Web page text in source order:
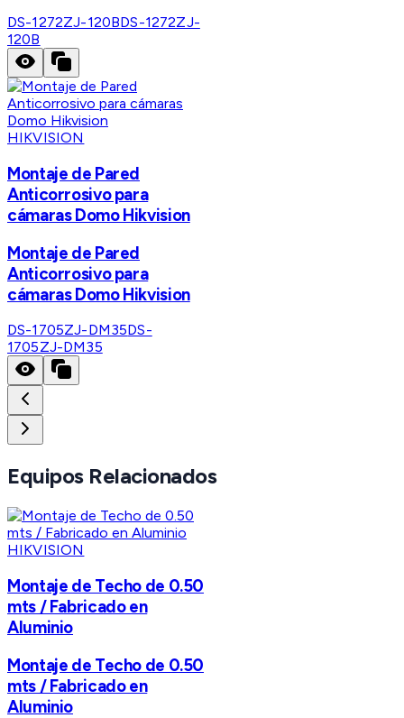
DS-1272ZJ-120BDS-1272ZJ-
120B
HIKVISION
Montaje de Pared
Anticorrosivo para
cámaras Domo Hikvision
Montaje de Pared
Anticorrosivo para
cámaras Domo Hikvision
DS-1705ZJ-DM35DS-
1705ZJ-DM35
Equipos Relacionados
HIKVISION
Montaje de Techo de 0.50
mts / Fabricado en
Aluminio
Montaje de Techo de 0.50
mts / Fabricado en
Aluminio